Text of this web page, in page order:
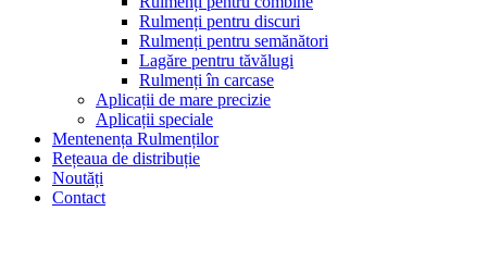
Rulmenți pentru discuri
Rulmenți pentru semănători
Lagăre pentru tăvălugi
Rulmenți în carcase
Aplicații de mare precizie
Aplicații speciale
Mentenența Rulmenților
Rețeaua de distribuție
Noutăți
Contact